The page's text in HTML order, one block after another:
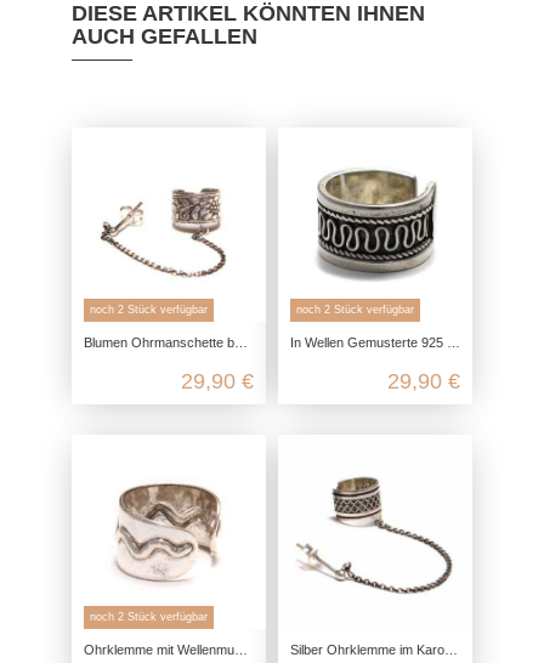
DIESE ARTIKEL KÖNNTEN IHNEN
AUCH GEFALLEN
noch 2 Stück verfügbar
Blumen Ohrmanschette bzw. Ohrklemme mit Stecker aus echtem Silber
29,90 €
noch 2 Stück verfügbar
In Wellen Gemusterte 925 Sterling Silber Ohrklemme
29,90 €
noch 2 Stück verfügbar
Ohrklemme mit Wellenmuster aus echtem 925 Sterling Silber Silber Ohrklemme im Karo Muster mit Ohrstecker aus echtem 925 Sterling Silber